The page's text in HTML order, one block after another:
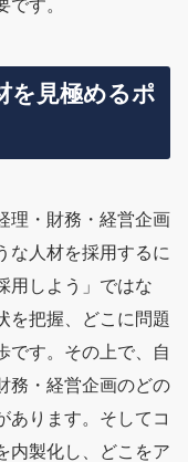
す。
を見極めるポ
理・財務・経営企画
な人材を採用するに
用しよう」ではな
を把握、どこに問題
です。その上で、自
務・経営企画のどの
あります。そしてコ
内製化し、どこをア